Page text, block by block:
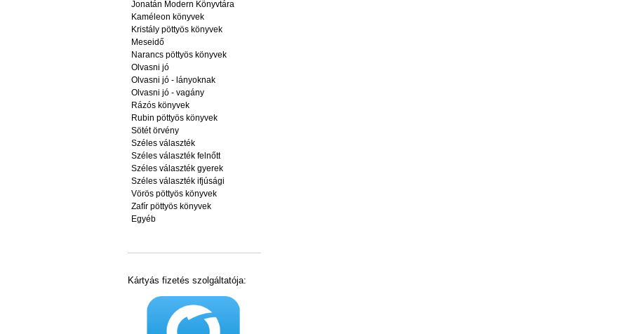
Jonatán Modern Könyvtára
Kaméleon könyvek
Kristály pöttyös könyvek
Meseidő
Narancs pöttyös könyvek
Olvasni jó
Olvasni jó - lányoknak
Olvasni jó - vagány
Rázós könyvek
Rubin pöttyös könyvek
Sötét örvény
Széles választék
Széles választék felnőtt
Széles választék gyerek
Széles választék ifjúsági
Vörös pöttyös könyvek
Zafír pöttyös könyvek
Egyéb
Kártyás fizetés szolgáltatója: